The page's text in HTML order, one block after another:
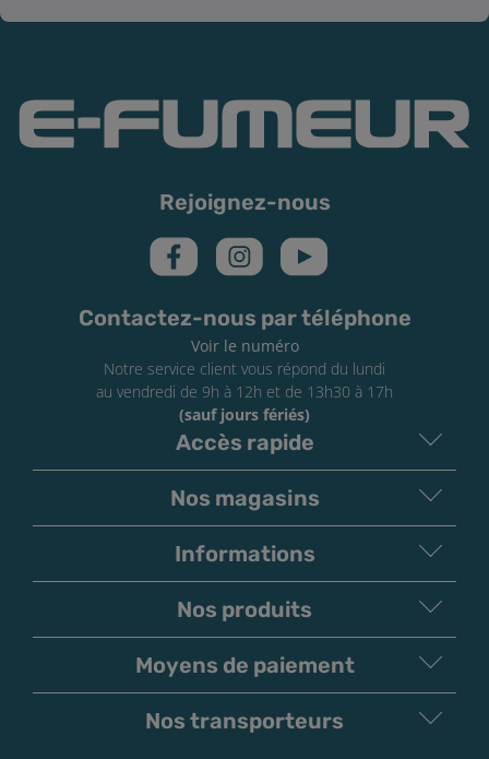
Rejoignez-nous
Contactez-nous par téléphone
Voir le numéro
Notre service client vous répond du lundi
au vendredi de 9h à 12h et de 13h30 à 17h
(sauf jours fériés)
Accès rapide
Nos magasins
Informations
Nos produits
Moyens de paiement
Nos transporteurs